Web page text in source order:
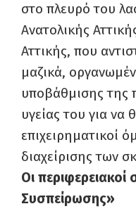
στο πλευρό του
Ανατολικής
Αττικής, που
μαζικά,
υποβάθμισης της
υγείας του για να
επιχειρηματικοί
διαχείρισης των
Οι
Συσπείρωσης»